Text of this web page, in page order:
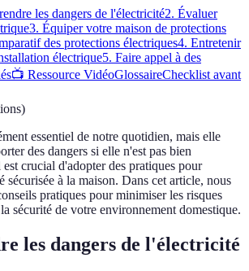
les dangers de l'électricité2. Évaluer
3. Équiper votre maison de protections
des protections électriques4. Entretenir
électrique5. Faire appel à des
📺 Ressource VidéoGlossaireChecklist avant
)
essentiel de notre quotidien, mais elle
des dangers si elle n'est pas bien
crucial d'adopter des pratiques pour
sécurisée à la maison. Dans cet article, nous
pratiques pour minimiser les risques
sécurité de votre environnement domestique.
les dangers de l'électricité